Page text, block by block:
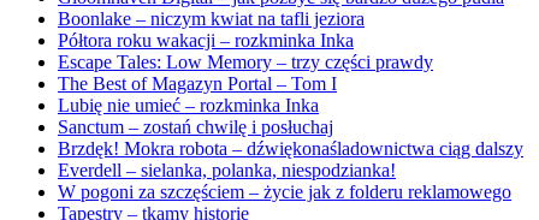
Boonlake – niczym kwiat na tafli jeziora
Półtora roku wakacji – rozkminka Inka
Escape Tales: Low Memory – trzy części prawdy
The Best of Magazyn Portal – Tom I
Lubię nie umieć – rozkminka Inka
Sanctum – zostań chwilę i posłuchaj
Brzdęk! Mokra robota – dźwiękonaśladownictwa ciąg dalszy
Everdell – sielanka, polanka, niespodzianka!
W pogoni za szczęściem – życie jak z folderu reklamowego
Tapestry – tkamy historię